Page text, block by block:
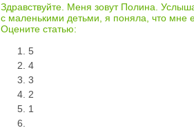
Здравствуйте. Меня зовут Полина.
с маленькими детьми, я поняла, что мне
Оцените статью:
5
4
3
2
1